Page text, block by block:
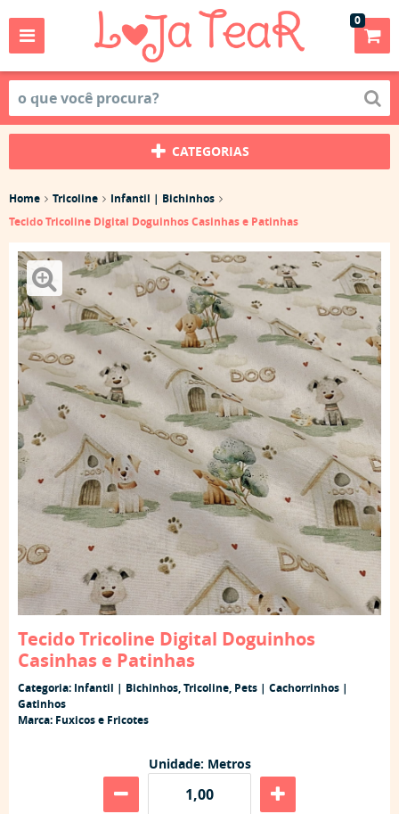
0
CATEGORIAS
Home Tricoline
Infantil | Bichinhos
Tecido Tricoline Digital Doguinhos Casinhas e Patinhas
Tecido Tricoline Digital Doguinhos
Casinhas e Patinhas
Categoria: Infantil | Bichinhos,Tricoline, Pets | Cachorrinhos |
Gatinhos
Marca: Fuxicos e Fricotes
Unidade: Metros